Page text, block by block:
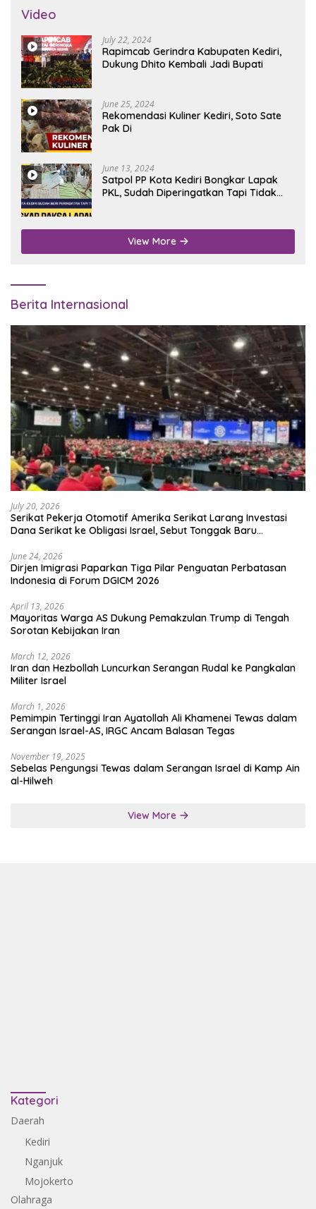
Video
July 22, 2024
Rapimcab Gerindra Kabupaten Kediri,
Dukung Dhito Kembali Jadi Bupati
June 25, 2024
Rekomendasi Kuliner Kediri, Soto Sate
Pak Di
June 13, 2024
Satpol PP Kota Kediri Bongkar Lapak
PKL, Sudah Diperingatkan Tapi Tidak
View More
Berita Internasional
July 20, 2026
Serikat Pekerja Otomotif Amerika Serikat Larang Investasi
Dana Serikat ke Obligasi Israel, Sebut Tonggak Baru
June 24, 2026
Dirjen Imigrasi Paparkan Tiga Pilar Penguatan Perbatasan
Indonesia di Forum DGICM 2026
April 13, 2026
Mayoritas Warga AS Dukung Pemakzulan Trump di Tengah
Sorotan Kebijakan Iran
March 12, 2026
Iran dan Hezbollah Luncurkan Serangan Rudal ke Pangkalan
Militer Israel
March 1, 2026
Pemimpin Tertinggi Iran Ayatollah Ali Khamenei Tewas dalam
Serangan Israel-AS, IRGC Ancam Balasan Tegas
November 19, 2025
Sebelas Pengungsi Tewas dalam Serangan Israel di Kamp Ain
al-Hilweh
View More
Kategori
Daerah
Kediri
Nganjuk
Mojokerto
Olahraga